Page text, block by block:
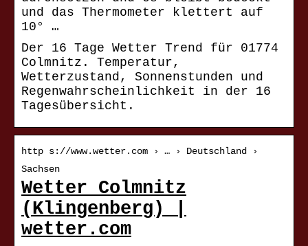
und das Thermometer klettert auf
10° …
Der 16 Tage Wetter Trend für 01774
Colmnitz. Temperatur,
Wetterzustand, Sonnenstunden und
Regenwahrscheinlichkeit in der 16
Tagesübersicht.
http s://www.wetter.com › … › Deutschland ›
Sachsen
Wetter Colmnitz
(Klingenberg) |
wetter.com